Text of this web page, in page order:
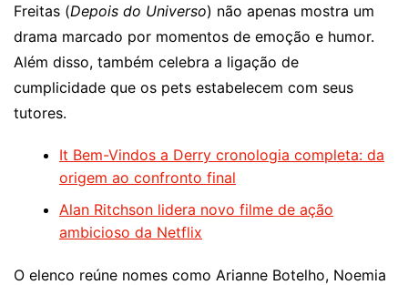
Freitas (Depois do Universo) não apenas mostra um
drama marcado por momentos de emoção e humor.
Além disso, também celebra a ligação de
cumplicidade que os pets estabelecem com seus
tutores.
It Bem-Vindos a Derry cronologia completa: da
origem ao confronto final
Alan Ritchson lidera novo filme de ação
ambicioso da Netflix
O elenco reúne nomes como Arianne Botelho, Noemia